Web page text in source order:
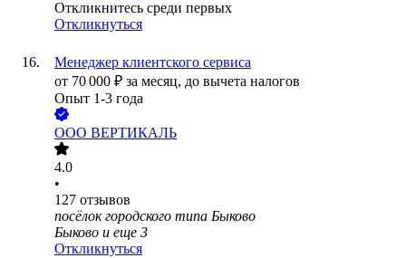
Откликнитесь среди первых
Откликнуться
Менеджер клиентского сервиса
от 70 000 ₽ за месяц, до вычета налогов
Опыт 1-3 года
ООО ВЕРТИКАЛЬ
4.0
•
127 отзывов
посёлок городского типа Быково
Быково и еще 3
Откликнуться